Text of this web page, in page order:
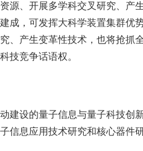
源、开展多学科交叉研究、产
成，可发挥大科学装置集群优
、产生变革性技术，也将抢抓
技竞争话语权。
建设的量子信息与量子科技创
信息应用技术研究和核心器件